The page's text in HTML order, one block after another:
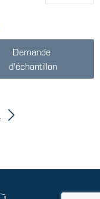
Demande
d'échantillon